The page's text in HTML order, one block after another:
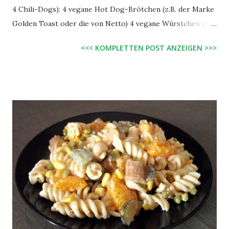
4 Chili-Dogs): 4 vegane Hot Dog-Brötchen (z.B. der Marke
Golden Toast oder die von Netto) 4 vegane Würstchen (z.B.
Sojaschnetzel 240 ml Wasser 1 TL veganes Brühepulver 2
Oregano, Kreuzkümmel, Petersilie, Salz, Zucker) etwas
Knoblauch 1 EL Ketchup 1 EL rauchige Barbecue-Sauce
noch etwas Wasser (bei mir 2 EL) etwas Scharfes (z.B.
Chipotle-Sauce, Chilipulver etc.) Knoblauchgranulat Salz,
Pfeffer 1 kleine Zwiebel, fein gehackt Zubereitung: Die 240
ml Wasser zum Kochen bringen und damit Sojaschnetzel
und Brühepulver in einer Schüssel übergießen. Nach ca. 10
Minuten des Quellens die Sojaschnetzel in einer Pfanne am
besten mit Deckel auf 2/3-Power erh...
<<< KOMPLETTEN POST ANZEIGEN >>>